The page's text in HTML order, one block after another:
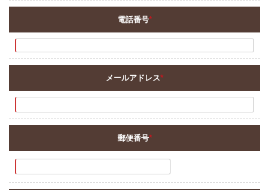
電話番号*
メールアドレス*
郵便番号*